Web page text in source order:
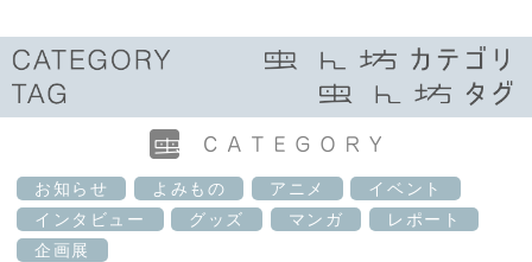
お知らせ よみもの アニメ
イベント
インタビュー
グッズ マンガ
レポート
企画展